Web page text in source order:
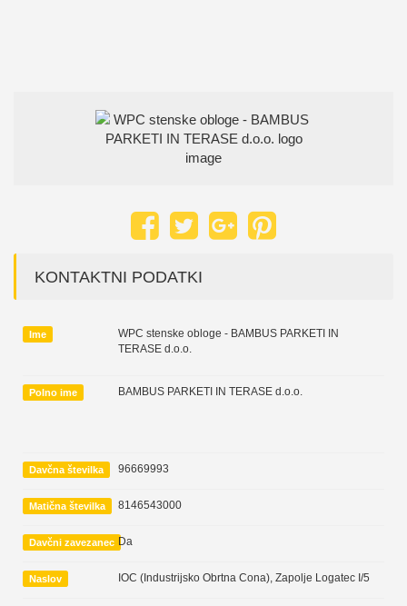
KONTAKTNI PODATKI
Ime
WPC stenske obloge - BAMBUS PARKETI IN
TERASE d.o.o.
Polno ime BAMBUS PARKETI IN TERASE d.o.o.
Davčna številka 96669993
Matična številka 8146543000
Davčni zavezanec Da
Naslov IOC (Industrijsko Obrtna Cona), Zapolje Logatec I/5